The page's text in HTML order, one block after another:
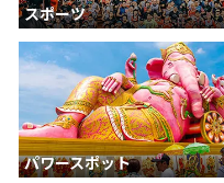
スポーツ
パワースポット